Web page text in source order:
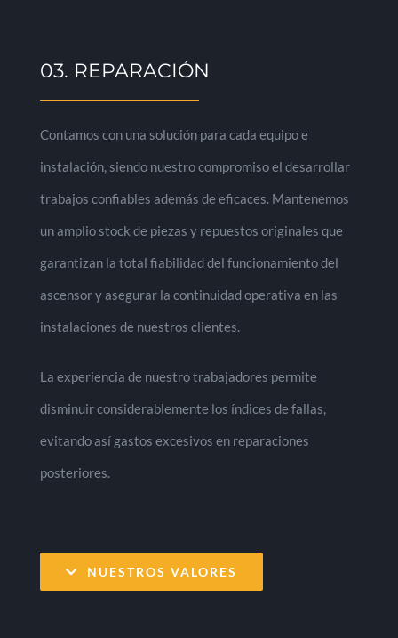
03. REPARACIÓN
Contamos con una solución para cada equipo e
instalación, siendo nuestro compromiso el desarrollar
trabajos confiables además de eficaces. Mantenemos
un amplio stock de piezas y repuestos originales que
garantizan la total fiabilidad del funcionamiento del
ascensor y asegurar la continuidad operativa en las
instalaciones de nuestros clientes.
La experiencia de nuestro trabajadores permite
disminuir considerablemente los índices de fallas,
evitando así gastos excesivos en reparaciones
posteriores.
NUESTROS VALORES